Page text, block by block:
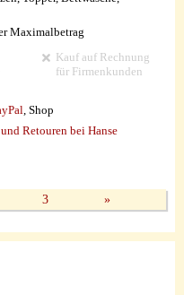
Maximalbetrag
Kauf auf Rechnung
für Firmenkunden
, Shop
Retouren bei Hanse
3 »